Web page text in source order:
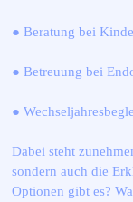
● Beratung bei
● Betreuung bei
●
Dabei steht
sondern auch die
Optionen gibt es?